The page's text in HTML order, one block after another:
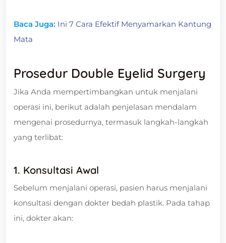
Baca Juga: Ini 7 Cara Efektif Menyamarkan Kantung
Mata
Prosedur Double Eyelid Surgery
Jika Anda mempertimbangkan untuk menjalani
operasi ini, berikut adalah penjelasan mendalam
mengenai prosedurnya, termasuk langkah-langkah
yang terlibat:
1. Konsultasi Awal
Sebelum menjalani operasi, pasien harus menjalani
konsultasi dengan dokter bedah plastik. Pada tahap
ini, dokter akan: